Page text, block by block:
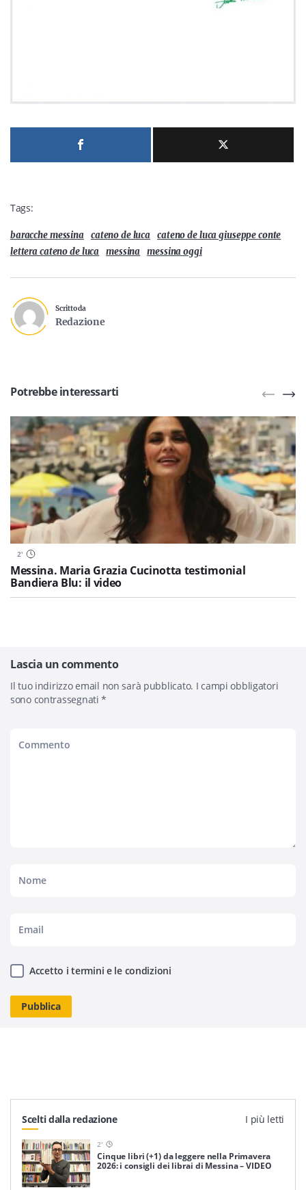
Tags:
baracche messina cateno de luca cateno de luca giuseppe conte
lettera cateno de luca messina messina oggi
Scritto da
Redazione
Potrebbe interessarti
2'
Messina. Maria Grazia Cucinotta testimonial
Bandiera Blu: il video
Lascia un commento
Il tuo indirizzo email non sarà pubblicato. I campi obbligatori
sono contrassegnati*
Accetto i termini e le condizioni
Scelti dalla redazione I più letti
2'
Cinque libri (+1) da leggere nella Primavera
2026: i consigli dei librai di Messina – VIDEO